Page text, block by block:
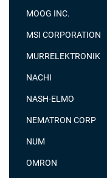
MOOG INC.
MSI CORPORATION
MURRELEKTRONIK
NACHI
NASH-ELMO
NEMATRON CORP
NUM
OMRON